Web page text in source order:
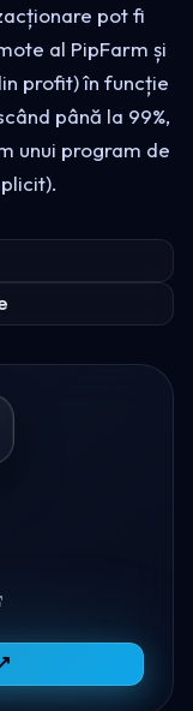
pot fi
al PipFarm și
profit) în funcție
până la 99%,
unui program de